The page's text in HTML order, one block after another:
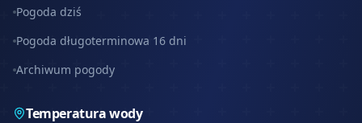
Pogoda dziś
Pogoda długoterminowa 16 dni
Archiwum pogody
Temperatura wody